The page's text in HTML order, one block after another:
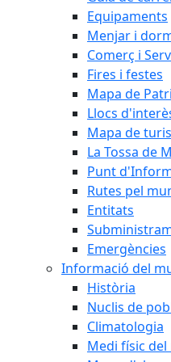
Equipaments
Menjar i
Comerç i
Fires i festes
Mapa de
Llocs
Mapa de
La Tossa de
Punt
Rutes pel
Entitats
Emergències
Informació del
Història
Nuclis de
Climatologia
Medi físic